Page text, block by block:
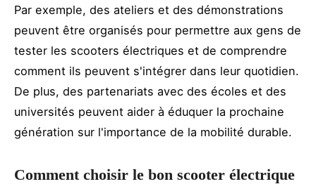
Par exemple, des ateliers et des démonstrations
peuvent être organisés pour permettre aux gens de
tester les scooters électriques et de comprendre
comment ils peuvent s'intégrer dans leur quotidien.
De plus, des partenariats avec des écoles et des
universités peuvent aider à éduquer la prochaine
génération sur l'importance de la mobilité durable.
Comment choisir le bon scooter électrique